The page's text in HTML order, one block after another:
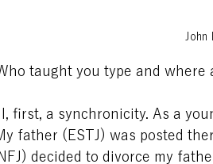
John
taught you type and where
first, a synchronicity. As a
father (ESTJ) was posted
decided to divorce my